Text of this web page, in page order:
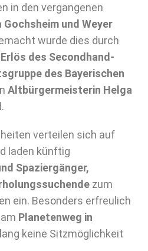
in den vergangenen
Gochsheim und Weyer
wurde dies durch
des Secondhand-
des Bayerischen
Altbürgermeisterin Helga
verteilen sich auf
laden künftig
Spaziergänger,
zum
ein. Besonders erfreulich
Planetenweg in
keine Sitzmöglichkeit